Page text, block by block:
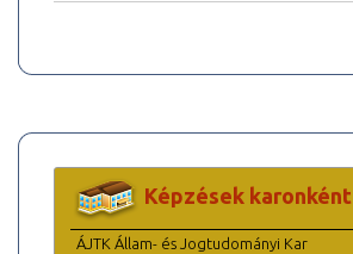
Képzések karonként
ÁJTK Állam- és Jogtudományi Kar